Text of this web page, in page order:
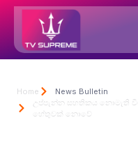
Home
News Bulletin
උප්පැන්න සහතිකය නොමැති
හේතුවක් නොවේ